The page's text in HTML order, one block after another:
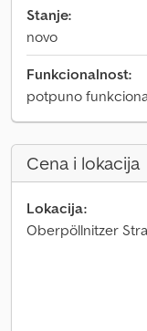
Stanje:
novo
Funkcionalnost:
potpuno
Cena i lokacija
Lokacija:
Oberpöllnitzer